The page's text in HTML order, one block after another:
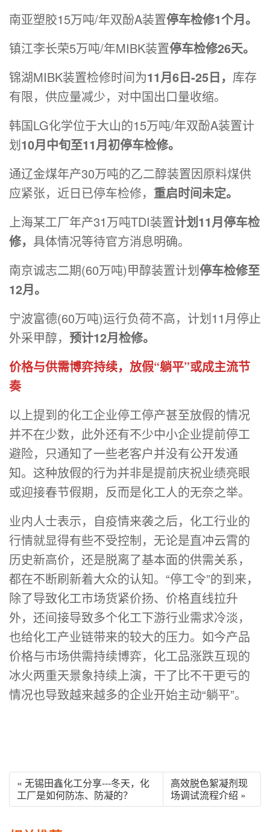
南亚塑胶15万吨/年双酚A装置停车检修1个月。
镇江李长荣5万吨/年MIBK装置停车检修26天。
锦湖MIBK装置检修时间为11月6日-25日， 库存
有限，供应量减少，对中国出口量收缩。
韩国LG化学位于大山的15万吨/年双酚A装置计
划10月中旬至11月初停车检修。
通辽金煤年产30万吨的乙二醇装置因原料煤供
应紧张，近日已停车检修， 重启时间未定。
上海某工厂年产31万吨TDI装置计划11月停车检
修， 具体情况等待官方消息明确。
南京诚志二期(60万吨)甲醇装置计划停车检修至
12月。
宁波富德(60万吨)运行负荷不高，计划11月停止
外采甲醇， 预计12月检修。
价格与供需博弈持续，放假“躺平”或成主流节
奏
以上提到的化工企业停工停产甚至放假的情况
并不在少数，此外还有不少中小企业提前停工
避险，只通知了一些老客户并没有公开发通
知。这种放假的行为并非是提前庆祝业绩亮眼
或迎接春节假期，反而是化工人的无奈之举。
业内人士表示，自疫情来袭之后，化工行业的
行情就显得有些不受控制，无论是直冲云霄的
历史新高价，还是脱离了基本面的供需关系，
都在不断刷新着大众的认知。“停工令”的到来，
除了导致化工市场货紧价扬、价格直线拉升
外，还间接导致多个化工下游行业需求冷淡，
也给化工产业链带来的较大的压力。如今产品
价格与市场供需持续博弈，化工品涨跌互现的
冰火两重天景象持续上演，干了比不干更亏的
情况也导致越来越多的企业开始主动“躺平”。
« 无锡田鑫化工分享---冬天，化
工厂是如何防冻、防凝的？
高效脱色絮凝剂现
场调试流程介绍 »